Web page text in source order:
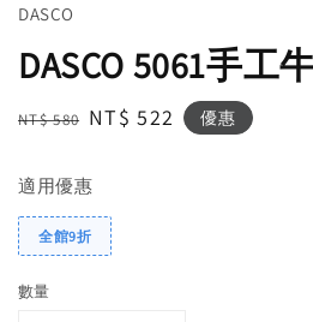
DASCO
DASCO 5061手工
Regular
NT$ 580 Sale
NT$ 522 優惠
適用優惠
全館9折
數量